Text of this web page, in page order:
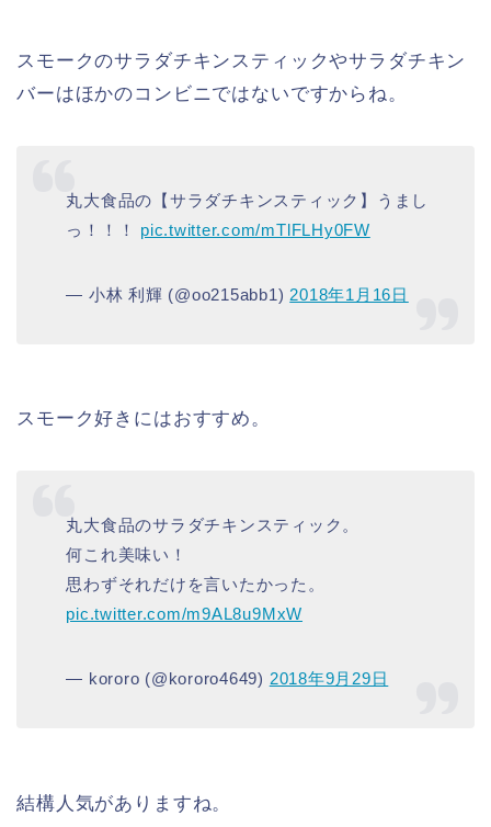
スモークのサラダチキンスティックやサラダチキン
バーはほかのコンビニではないですからね。
丸大食品の【サラダチキンスティック】うまし
っ！！！ pic.twitter.com/mTlFLHy0FW
— 小林 利輝 (@oo215abb1) 2018年1月16日
スモーク好きにはおすすめ。
丸大食品のサラダチキンスティック。
何これ美味い！
思わずそれだけを言いたかった。
pic.twitter.com/m9AL8u9MxW
— kororo (@kororo4649) 2018年9月29日
結構人気がありますね。